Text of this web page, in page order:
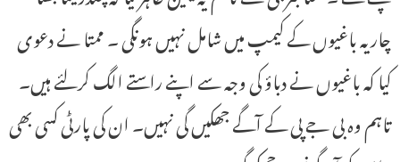
چاریہ باغیوں کے کیمپ میں شامل نہیں ہونگی ۔ ممتا نے دعوی
کیا کہ باغیوں نے دباؤ کی وجہ سے اپنے راستے الگ کرلئے ہیں۔
تاہم وہ بی جے پی کے آگے جھکیں گی نہیں۔ ان کی پارٹی کسی بھی